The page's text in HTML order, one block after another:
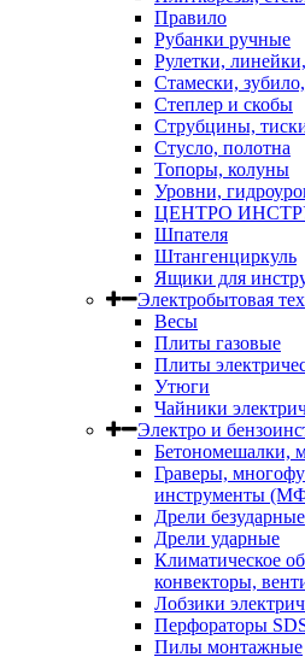
Правило
Рубанки ручные
Рулетки,
Стамески,
Степлер и скобы
Струбцины,
Стусло, полотна
Топоры, колуны
Уровни,
ЦЕНТРО
Шпателя
Штангенциркуль
Ящики для
Электробытовая
Весы
Плиты газовые
Плиты
Утюги
Чайники
Электро и
Бетономешалки,
Граверы,
инструменты
Дрели безударные
Дрели ударные
Климатическое
конвекторы,
Лобзики
Перфораторы
Пилы монтажные